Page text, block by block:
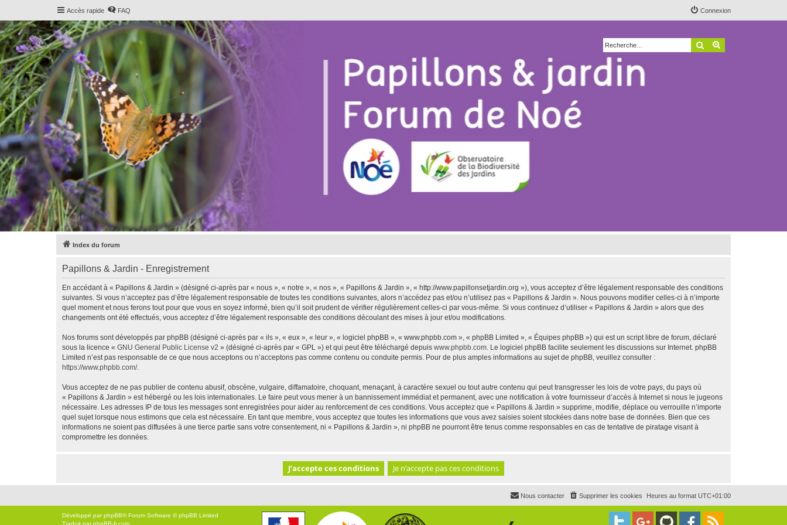
Accès rapide FAQ Connexion
Rechercher
Index du forum
Papillons & Jardin - Enregistrement
En accédant à « Papillons & Jardin » (désigné ci-après par « nous », « notre », « nos », « Papillons & Jardin », « http://www.papillonsetjardin.org »), vous acceptez d’être légalement responsable des conditions
suivantes. Si vous n’acceptez pas d’être légalement responsable de toutes les conditions suivantes, alors n’accédez pas et/ou n’utilisez pas « Papillons & Jardin ». Nous pouvons modifier celles-ci à n’importe
quel moment et nous ferons tout pour que vous en soyez informé, bien qu’il soit prudent de vérifier régulièrement celles-ci par vous-même. Si vous continuez d’utiliser « Papillons & Jardin » alors que des
changements ont été effectués, vous acceptez d’être légalement responsable des conditions découlant des mises à jour et/ou modifications.
Nos forums sont développés par phpBB (désigné ci-après par « ils », « eux », « leur », « logiciel phpBB », « www.phpbb.com », « phpBB Limited », « Équipes phpBB ») qui est un script libre de forum, déclaré
sous la licence « GNU General Public License v2 » (désigné ci-après par « GPL ») et qui peut être téléchargé depuis www.phpbb.com. Le logiciel phpBB facilite seulement les discussions sur Internet. phpBB
Limited n’est pas responsable de ce que nous acceptons ou n’acceptons pas comme contenu ou conduite permis. Pour de plus amples informations au sujet de phpBB, veuillez consulter :
https://www.phpbb.com/.
Vous acceptez de ne pas publier de contenu abusif, obscène, vulgaire, diffamatoire, choquant, menaçant, à caractère sexuel ou tout autre contenu qui peut transgresser les lois de votre pays, du pays où
« Papillons & Jardin » est hébergé ou les lois internationales. Le faire peut vous mener à un bannissement immédiat et permanent, avec une notification à votre fournisseur d’accès à Internet si nous le jugeons
nécessaire. Les adresses IP de tous les messages sont enregistrées pour aider au renforcement de ces conditions. Vous acceptez que « Papillons & Jardin » supprime, modifie, déplace ou verrouille n’importe
quel sujet lorsque nous estimons que cela est nécessaire. En tant que membre, vous acceptez que toutes les informations que vous avez saisies soient stockées dans notre base de données. Bien que ces
informations ne soient pas diffusées à une tierce partie sans votre consentement, ni « Papillons & Jardin », ni phpBB ne pourront être tenus comme responsables en cas de tentative de piratage visant à
compromettre les données.
Heures au format UTC+01:00
Supprimer les cookies
Nous contacter
Développé parphpBB® Forum Software © phpBB Limited
Traduit parphpBB-fr.com